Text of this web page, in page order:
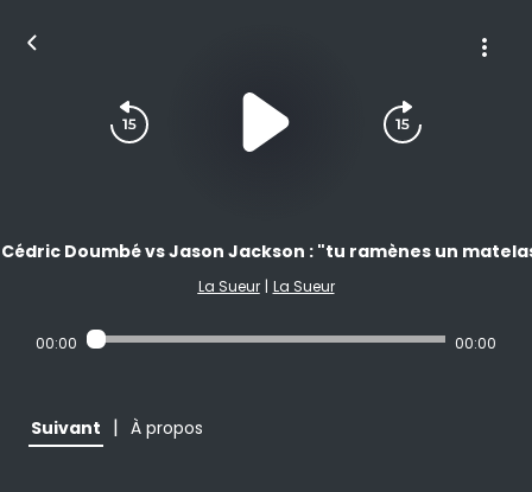
Cédric Doumbé vs Jason Jackson : "tu ramènes un
La Sueur | La Sueur
00:00 00:00
Suivant | À propos